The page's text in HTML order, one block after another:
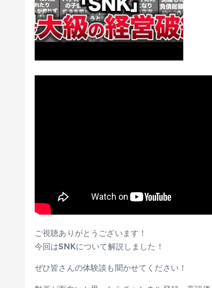
ご視聴ありがとうございます！
今回はSNKについて解説しました！
ぜひ皆さんの体験談も聞かせてください！